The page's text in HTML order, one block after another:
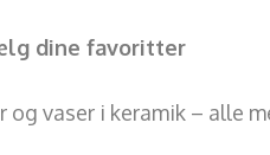
dine favoritter
vaser i keramik – alle